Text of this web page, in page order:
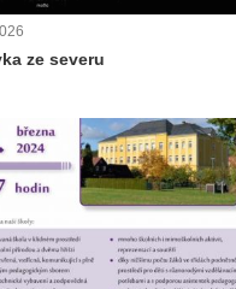
ze severu